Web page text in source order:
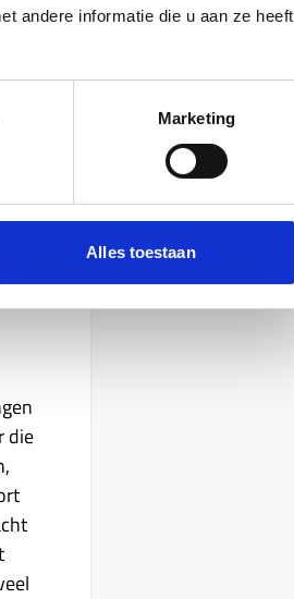
andere informatie die u aan ze heeft
Marketing
Alles toestaan
die